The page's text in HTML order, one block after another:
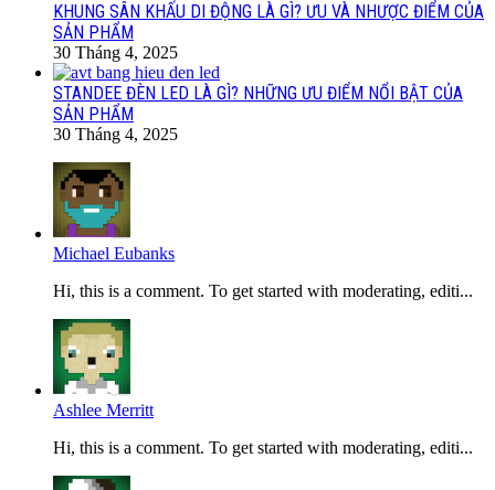
KHUNG SÂN KHẤU DI ĐỘNG LÀ GÌ? ƯU VÀ NHƯỢC ĐIỂM CỦA
SẢN PHẨM
30 Tháng 4, 2025
STANDEE ĐÈN LED LÀ GÌ? NHỮNG ƯU ĐIỂM NỔI BẬT CỦA
SẢN PHẨM
30 Tháng 4, 2025
Michael Eubanks
Hi, this is a comment. To get started with moderating, editi...
Ashlee Merritt
Hi, this is a comment. To get started with moderating, editi...